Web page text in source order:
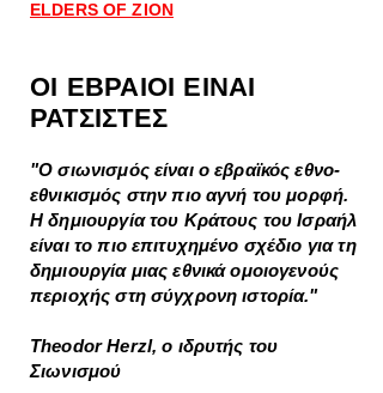
ELDERS OF ZION
ΟΙ ΕΒΡΑΙΟΙ ΕΙΝΑΙ
ΡΑΤΣΙΣΤΕΣ
"Ο σιωνισμός είναι ο εβραϊκός εθνο-
εθνικισμός στην πιο αγνή του μορφή.
Η δημιουργία του Κράτους του Ισραήλ
είναι το πιο επιτυχημένο σχέδιο για τη
δημιουργία μιας εθνικά ομοιογενούς
περιοχής στη σύγχρονη ιστορία."
Theodor Herzl, ο ιδρυτής του
Σιωνισμού